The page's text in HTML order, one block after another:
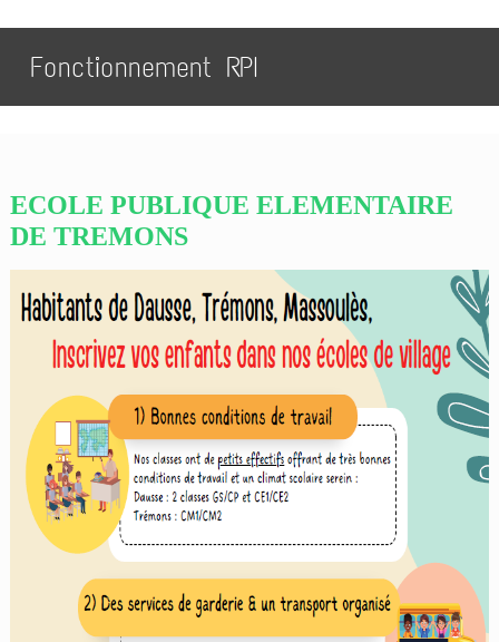
Fonctionnement RPI
ECOLE PUBLIQUE ELEMENTAIRE
DE TREMONS